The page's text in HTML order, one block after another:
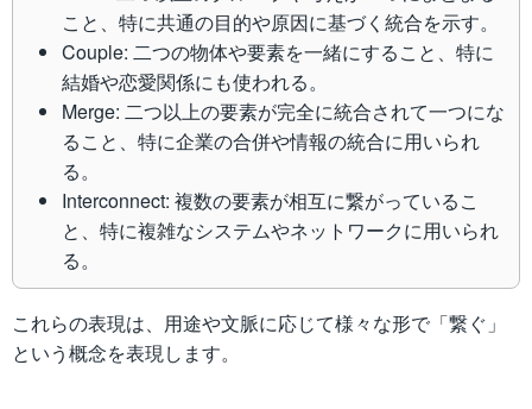
こと、特に共通の目的や原因に基づく統合を示す。
Couple: 二つの物体や要素を一緒にすること、特に
結婚や恋愛関係にも使われる。
Merge: 二つ以上の要素が完全に統合されて一つにな
ること、特に企業の合併や情報の統合に用いられ
る。
Interconnect: 複数の要素が相互に繋がっているこ
と、特に複雑なシステムやネットワークに用いられ
る。
これらの表現は、用途や文脈に応じて様々な形で「繋ぐ」
という概念を表現します。